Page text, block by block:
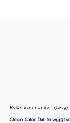
Cena nie zawiera
Kolor: Summer Sun (żółty)
Clean Color Dot to